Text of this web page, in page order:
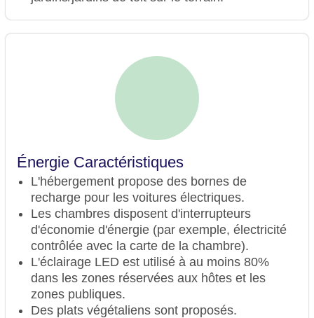
Énergie Caractéristiques
L'hébergement propose des bornes de
recharge pour les voitures électriques.
Les chambres disposent d'interrupteurs
d'économie d'énergie (par exemple, électricité
contrôlée avec la carte de la chambre).
L'éclairage LED est utilisé à au moins 80%
dans les zones réservées aux hôtes et les
zones publiques.
Des plats végétaliens sont proposés.